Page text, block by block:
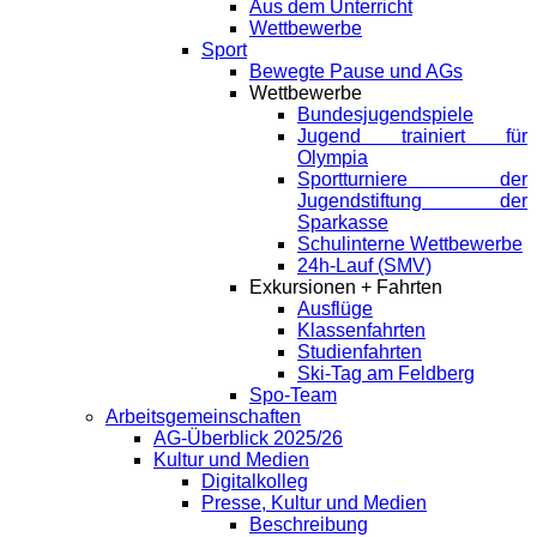
Aus dem Unterricht
Wettbewerbe
Sport
Bewegte Pause und AGs
Wettbewerbe
Bundesjugendspiele
Jugend trainiert für
Olympia
Sportturniere der
Jugendstiftung der
Sparkasse
Schulinterne Wettbewerbe
24h-Lauf (SMV)
Exkursionen + Fahrten
Ausflüge
Klassenfahrten
Studienfahrten
Ski-Tag am Feldberg
Spo-Team
Arbeitsgemeinschaften
AG-Überblick 2025/26
Kultur und Medien
Digitalkolleg
Presse, Kultur und Medien
Beschreibung